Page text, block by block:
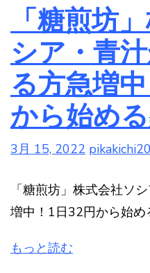
「糖煎坊
シア・青
る方急増
から始め
3月 15, 2022
「糖煎坊」株式会社ソ
増中！1日32円から始め
もっと読む